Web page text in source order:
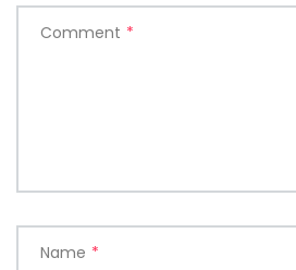
Comment *
Name *